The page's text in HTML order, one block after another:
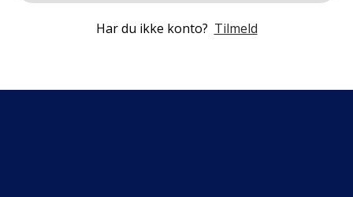
Har du ikke konto? Tilmeld